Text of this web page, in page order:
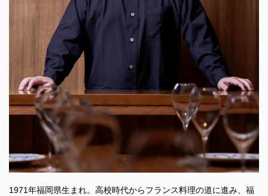
1971年福岡県生まれ。高校時代からフランス料理の道に進み、福